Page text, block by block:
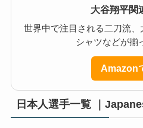
大谷翔平関
世界中で注目される二刀流
シャツなどが揃
Amazon
日本人選手一覧 ｜